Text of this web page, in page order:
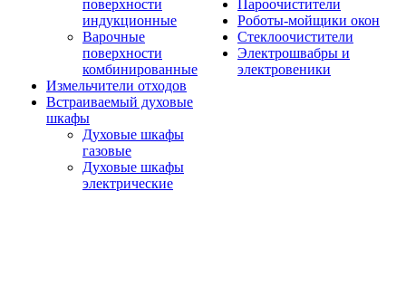
поверхности
индукционные
Варочные
поверхности
комбинированные
Измельчители отходов
Встраиваемый духовые
шкафы
Духовые шкафы
газовые
Духовые шкафы
электрические
Пароочистители
Роботы-мойщики окон
Стеклоочистители
Электрошвабры и
электровеники